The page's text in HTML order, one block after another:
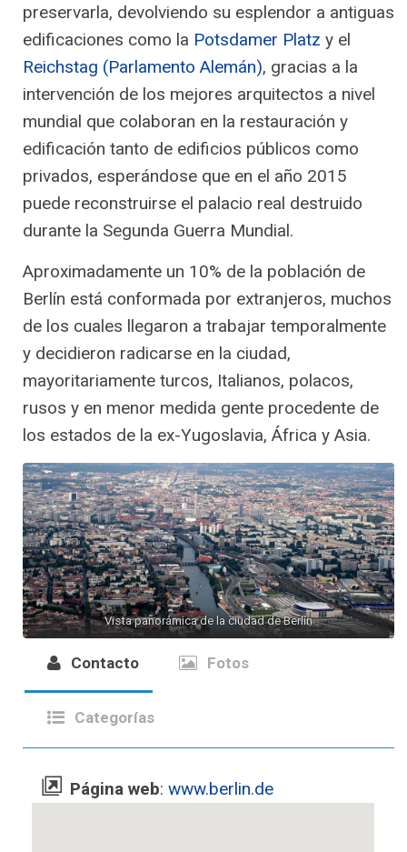
preservarla, devolviendo su esplendor a antiguas
edificaciones como la Potsdamer Platz y el
Reichstag (Parlamento Alemán), gracias a la
intervención de los mejores arquitectos a nivel
mundial que colaboran en la restauración y
edificación tanto de edificios públicos como
privados, esperándose que en el año 2015
puede reconstruirse el palacio real destruido
durante la Segunda Guerra Mundial.
Aproximadamente un 10% de la población de
Berlín está conformada por extranjeros, muchos
de los cuales llegaron a trabajar temporalmente
y decidieron radicarse en la ciudad,
mayoritariamente turcos, Italianos, polacos,
rusos y en menor medida gente procedente de
los estados de la ex-Yugoslavia, África y Asia.
Vista panorámica de la ciudad de Berlín
Contacto Fotos
Categorías
Página web:www.berlin.de